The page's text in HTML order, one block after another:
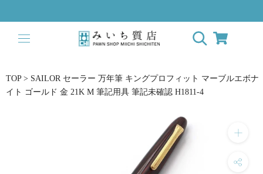
to
content
TOP > SAILOR セーラー 万年筆 キングプロフィット マーブルエボナ
イト ゴールド 金 21K M 筆記用具 筆記未確認 H1811-4